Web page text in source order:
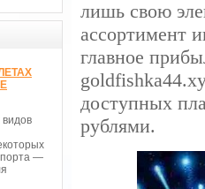
—
лишь свою
ассортимент
главное
доступных
рублями.